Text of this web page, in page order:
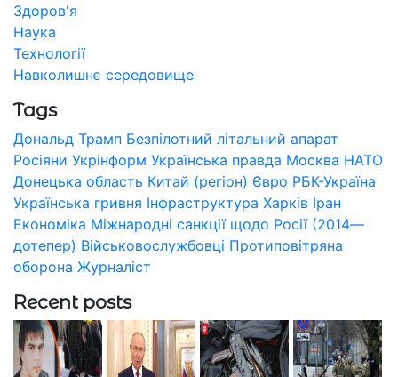
Здоров'я
Наука
Технології
Навколишнє середовище
Tags
Дональд Трамп Безпілотний літальний апарат
Росіяни Укрінформ Українська правда Москва НАТО
Донецька область Китай (регіон) Євро РБК-Україна
Українська гривня Інфраструктура Харків Іран
Економіка Міжнародні санкції щодо Росії (2014—
дотепер) Військовослужбовці Протиповітряна
оборона Журналіст
Recent posts